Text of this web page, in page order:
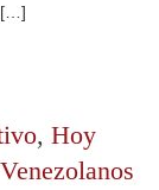
[…]
, Hoy
Venezolanos